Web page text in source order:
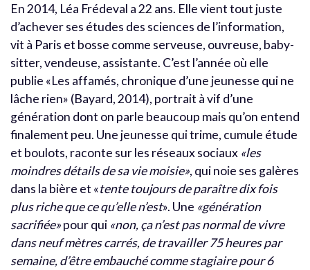
En 2014, Léa Frédeval a 22 ans. Elle vient tout juste
d’achever ses études des sciences de l’information,
vit à Paris et bosse comme serveuse, ouvreuse, baby-
sitter, vendeuse, assistante. C’est l’année où elle
publie «Les affamés, chronique d’une jeunesse qui ne
lâche rien» (Bayard, 2014), portrait à vif d’une
génération dont on parle beaucoup mais qu’on entend
finalement peu. Une jeunesse qui trime, cumule étude
et boulots, raconte sur les réseaux sociaux «les
moindres détails de sa vie moisie», qui noie ses galères
dans la bière et «tente toujours de paraître dix fois
plus riche que ce qu’elle n’est». Une «génération
sacrifiée»pour qui «non, ça n’est pas normal de vivre
dans neuf mètres carrés, de travailler 75 heures par
semaine, d’être embauché comme stagiaire pour 6